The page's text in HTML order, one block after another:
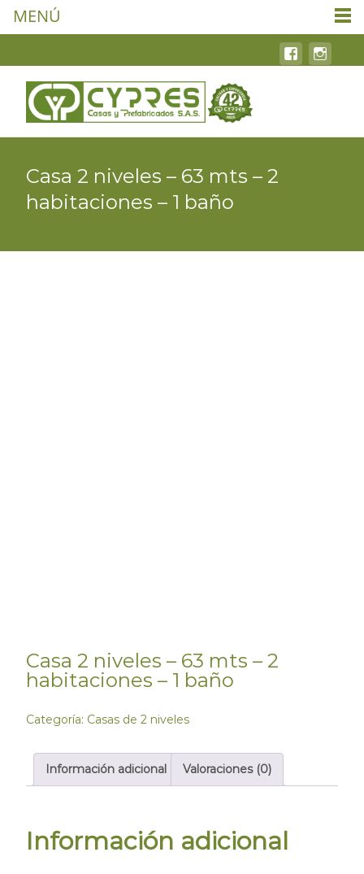
Casa 2 niveles – 63 mts – 2
habitaciones – 1 baño
Casa 2 niveles – 63 mts – 2
habitaciones – 1 baño
Categoría: Casas de 2 niveles
Información adicional Valoraciones (0)
Información adicional
MENÚ